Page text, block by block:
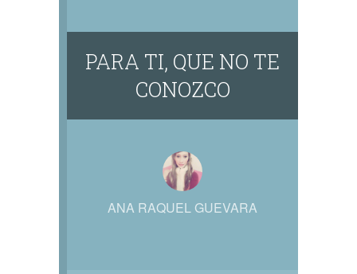
PARA TI, QUE NO TE
CONOZCO
ANA RAQUEL GUEVARA